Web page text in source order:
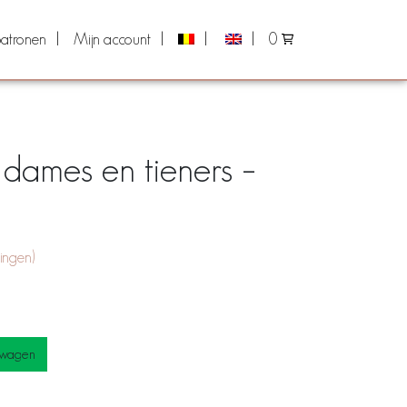
Mijn account 0
en tieners –